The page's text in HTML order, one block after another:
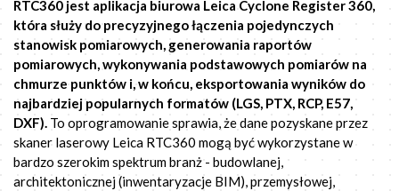
RTC360 jest aplikacja biurowa Leica Cyclone Register 360,
która służy do precyzyjnego łączenia pojedynczych
stanowisk pomiarowych, generowania raportów
pomiarowych, wykonywania podstawowych pomiarów na
chmurze punktów i, w końcu, eksportowania wyników do
najbardziej popularnych formatów (LGS, PTX, RCP, E57,
DXF). To oprogramowanie sprawia, że dane pozyskane przez
skaner laserowy Leica RTC360 mogą być wykorzystane w
bardzo szerokim spektrum branż - budowlanej,
architektonicznej (inwentaryzacje BIM), przemysłowej,